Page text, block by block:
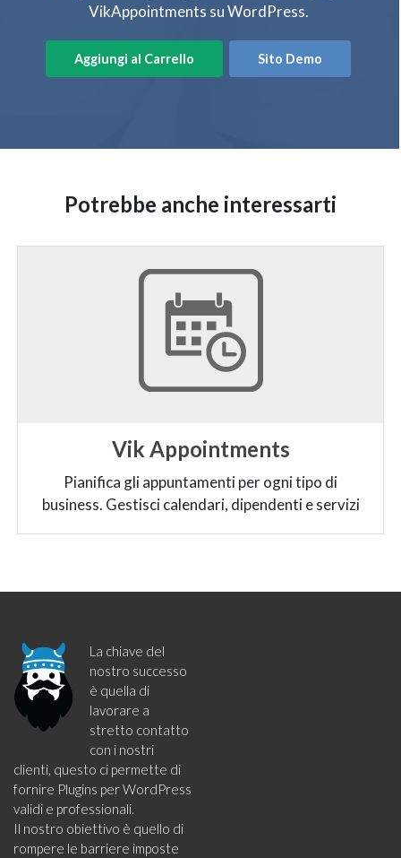
VikAppointments su WordPress.
Aggiungi al Carrello Sito Demo
Potrebbe anche interessarti
Vik Appointments
Pianifica gli appuntamenti per ogni tipo di
business. Gestisci calendari, dipendenti e servizi
La chiave del
nostro successo
è quella di
lavorare a
stretto contatto
con i nostri
clienti, questo ci permette di
fornire Plugins per WordPress
validi e professionali.
Il nostro obiettivo è quello di
rompere le barriere imposte